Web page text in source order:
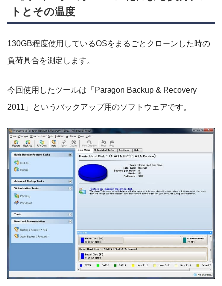
トとその温度
130GB程度使用しているOSをまるごとクローンした時の
負荷具合を測定します。
今回使用したツールは「Paragon Backup & Recovery
2011」というバックアップ用のソフトウェアです。